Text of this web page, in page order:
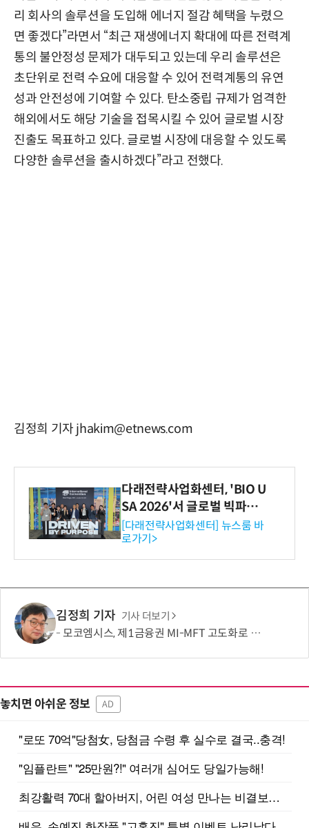
리 회사의 솔루션을 도입해 에너지 절감 혜택을 누렸으
면 좋겠다”라면서 “최근 재생에너지 확대에 따른 전력계
통의 불안정성 문제가 대두되고 있는데 우리 솔루션은
초단위로 전력 수요에 대응할 수 있어 전력계통의 유연
성과 안전성에 기여할 수 있다. 탄소중립 규제가 엄격한
해외에서도 해당 기술을 접목시킬 수 있어 글로벌 시장
진출도 목표하고 있다. 글로벌 시장에 대응할 수 있도록
다양한 솔루션을 출시하겠다”라고 전했다.
김정희 기자 jhakim@etnews.com
다래전략사업화센터, 'BIO U
SA 2026'서 글로벌 빅파마
와의 비즈니스 미팅 지원…K
-바이오 해외 진출 교두보 확
보
[다래전략사업화센터] 뉴스룸 바
로가기>
김정희 기자 기사 더보기
모코엠시스, 제1금융권 MI-MFT 고도화로 대규모 인프라 통합 역량 입증
놓치면 아쉬운 정보 AD